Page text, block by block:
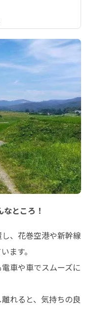
ところ！
、花巻空港や新幹線
ます。
車や車でスムーズに
れると、気持ちの良